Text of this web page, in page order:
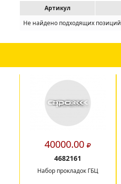
Артикул
Не найдено подходящих позиций
40000.00
4682161
Набор прокладок ГБЦ